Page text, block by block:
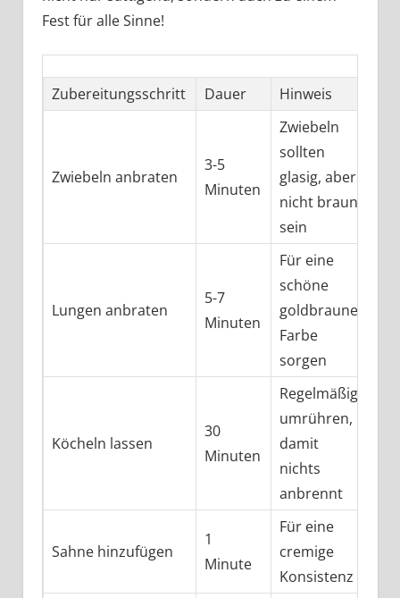
Fest für alle Sinne!
Zubereitungsschritt Dauer Hinweis
Zwiebeln anbraten
3-5
Minuten
Zwiebeln
sollten
glasig, aber
nicht braun
sein
Lungen anbraten
5-7
Minuten
Für eine
schöne
goldbraune
Farbe
sorgen
Köcheln lassen
30
Minuten
Regelmäßig
umrühren,
damit
nichts
anbrennt
Sahne hinzufügen
1
Minute
Für eine
cremige
Konsistenz